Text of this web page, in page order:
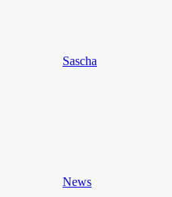
Sascha
News